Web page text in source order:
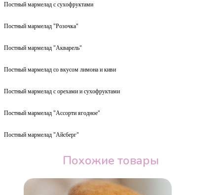
Постный мармелад с сухофруктами
Постный мармелад "Розочка"
Постный мармелад "Акварель"
Постный мармелад со вкусом лимона и киви
Постный мармелад с орехами и сухофруктами
Постный мармелад "Ассорти ягодное"
Постный мармелад "Айсберг"
Похожие товары